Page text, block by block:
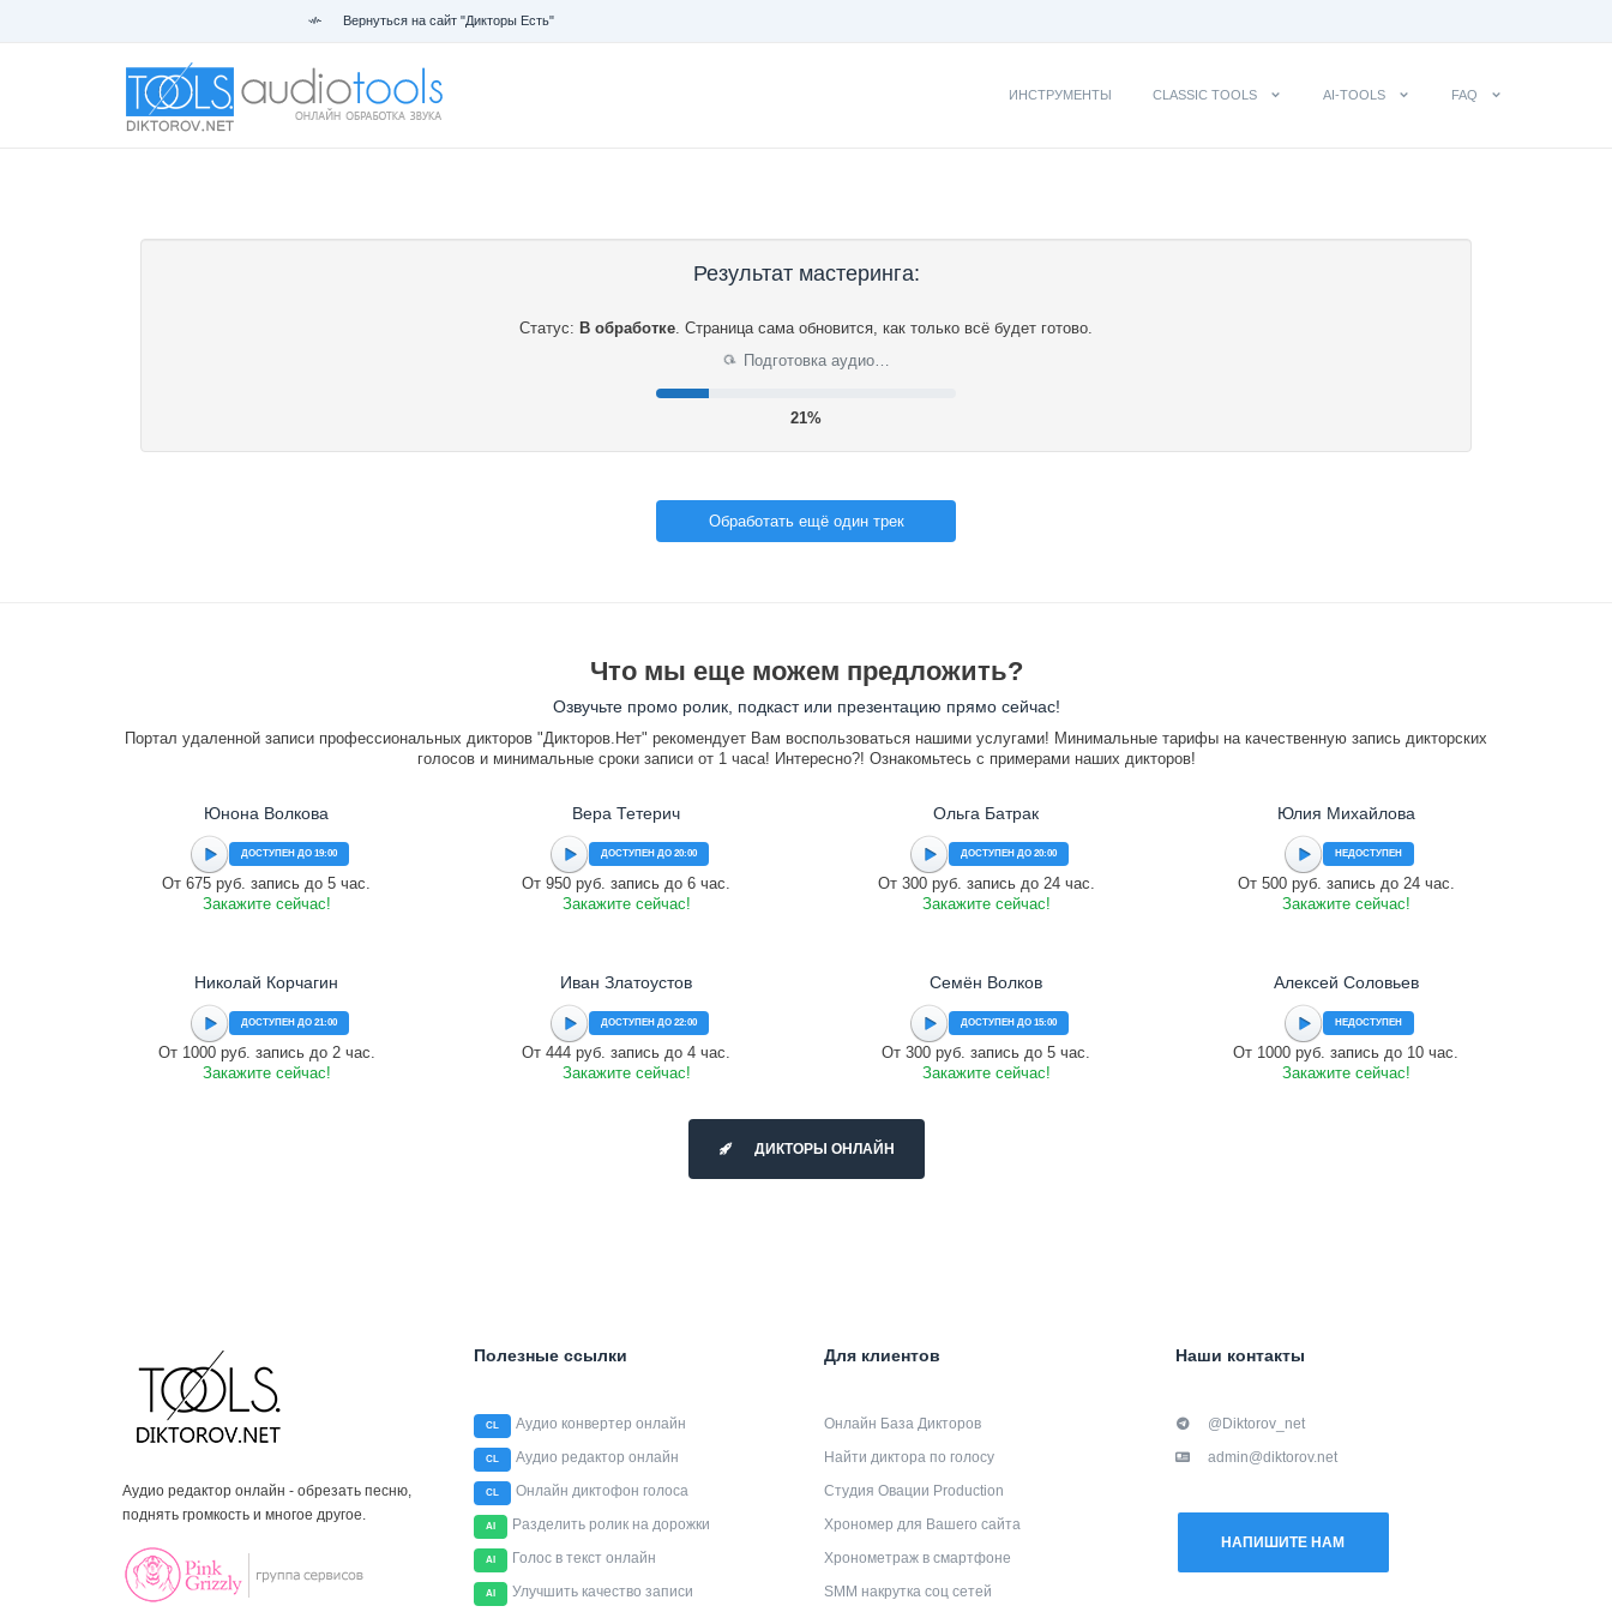
Вернуться на сайт "Дикторы Есть"
ИНСТРУМЕНТЫ CLASSIC TOOLS AI-TOOLS FAQ
Результат мастеринга:
Статус: В обработке. Страница сама обновится, как только всё будет готово.
⟳ Подготовка аудио…
22%
Обработать ещё один трек
Что мы еще можем предложить?
Озвучьте промо ролик, подкаст или презентацию прямо сейчас!
Портал удаленной записи профессиональных дикторов "Дикторов.Нет" рекомендует Вам воспользоваться нашими услугами! Минимальные тарифы на качественную запись дикторских
голосов и минимальные сроки записи от 1 часа! Интересно?! Ознакомьтесь с примерами наших дикторов!
Юнона Волкова
ДОСТУПЕН ДО 19:00
От 675 руб. запись до 5 час.
Закажите сейчас!
Вера Тетерич
ДОСТУПЕН ДО 20:00
От 950 руб. запись до 6 час.
Закажите сейчас!
Ольга Батрак
ДОСТУПЕН ДО 20:00
От 300 руб. запись до 24 час.
Закажите сейчас!
Юлия Михайлова
НЕДОСТУПЕН
От 500 руб. запись до 24 час.
Закажите сейчас!
Николай Корчагин
ДОСТУПЕН ДО 21:00
От 1000 руб. запись до 2 час.
Закажите сейчас!
Иван Златоустов
ДОСТУПЕН ДО 22:00
От 444 руб. запись до 4 час.
Закажите сейчас!
Семён Волков
ДОСТУПЕН ДО 15:00
От 300 руб. запись до 5 час.
Закажите сейчас!
Алексей Соловьев
НЕДОСТУПЕН
От 1000 руб. запись до 10 час.
Закажите сейчас!
ДИКТОРЫ ОНЛАЙН
Аудио редактор онлайн - обрезать песню,
поднять громкость и многое другое.
Полезные ссылки
CL Аудио конвертер онлайн
CL Аудио редактор онлайн
CL Онлайн диктофон голоса
AI Разделить ролик на дорожки
AI Голос в текст онлайн
AI Улучшить качество записи
Для клиентов
Онлайн База Дикторов
Найти диктора по голосу
Студия Овации Production
Хрономер для Вашего сайта
Хронометраж в смартфоне
SMM накрутка соц сетей
Наши контакты
@Diktorov_net
admin@diktorov.net
НАПИШИТЕ НАМ